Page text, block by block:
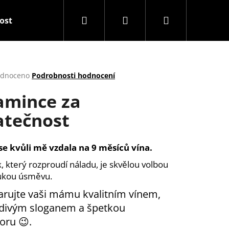
Snack & Drink
Hledat PřihlášeníNákupní
Podrobnosti hodnocení
za
kvůli mě vzdala na 9 měsíců vína.
který rozproudí náladu, je skvělou volbou
úsměvu.
vaši mámu kvalitním vínem,
sloganem a špetkou
😉.
Následující